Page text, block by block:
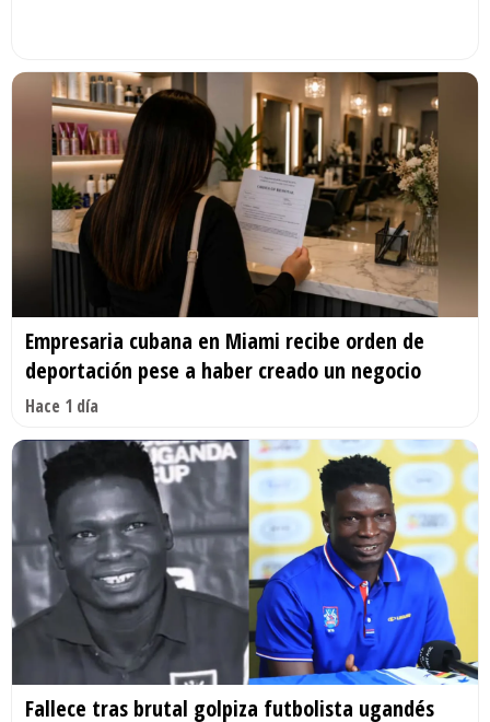
Empresaria cubana en Miami recibe orden de
deportación pese a haber creado un negocio
Hace 1 día
Fallece tras brutal golpiza futbolista ugandés